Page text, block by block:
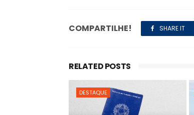
COMPARTILHE! SHARE IT
RELATED POSTS
DESTAQUE